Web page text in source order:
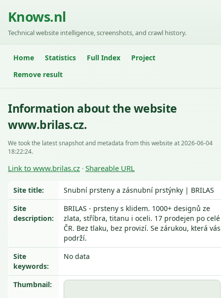
Knows.nl
Technical website intelligence, screenshots, and crawl history.
Home Statistics Full Index
Project
Remove result
Information about the website
www.brilas.cz.
We took the latest snapshot and metadata from this website at 2026-06-04
18:22:24.
Link to www.brilas.cz · Shareable URL
Site title:
Snubní prsteny a zásnubní prstýnky | BRILAS
Site
description:
BRILAS - prsteny s klidem. 1000+ designů ze
zlata, stříbra, titanu i oceli. 17 prodejen po celé
ČR. Bez tlaku, bez provizí. Se zárukou, která vás
podrží.
Site
keywords:
No data
Thumbnail: